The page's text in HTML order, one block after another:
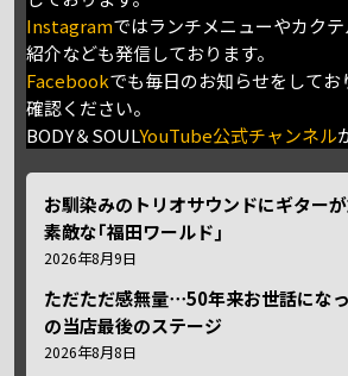
Instagramではランチメニューやカク
紹介なども発信しております。
Facebookでも毎日のお知らせをしてお
確認ください。
BODY＆SOULYouTube公式チャンネル
お馴染みのトリオサウンドにギター
素敵な｢福田ワールド｣
2026年8月9日
ただただ感無量⋯50年来お世話にな
の当店最後のステージ
2026年8月8日